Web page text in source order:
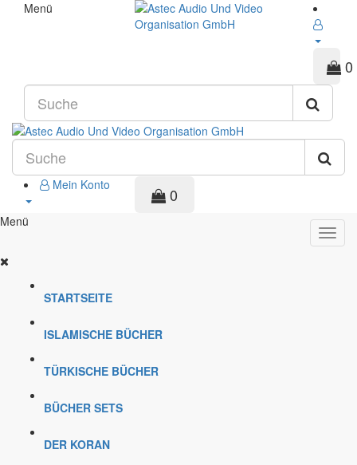
Menü
0
Mein Konto 0
Menü
STARTSEITE
ISLAMISCHE BÜCHER
TÜRKISCHE BÜCHER
BÜCHER SETS
DER KORAN